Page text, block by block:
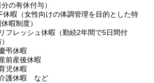
分の有休付与）
休暇（女性向けの体調管理を目的とした特
暇制度）
フレッシュ休暇（勤続2年間で5日間付
弔休暇
前産後休暇
児休暇
護休暇 など